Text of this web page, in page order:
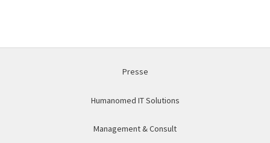
Presse
Humanomed IT Solutions
Management & Consult